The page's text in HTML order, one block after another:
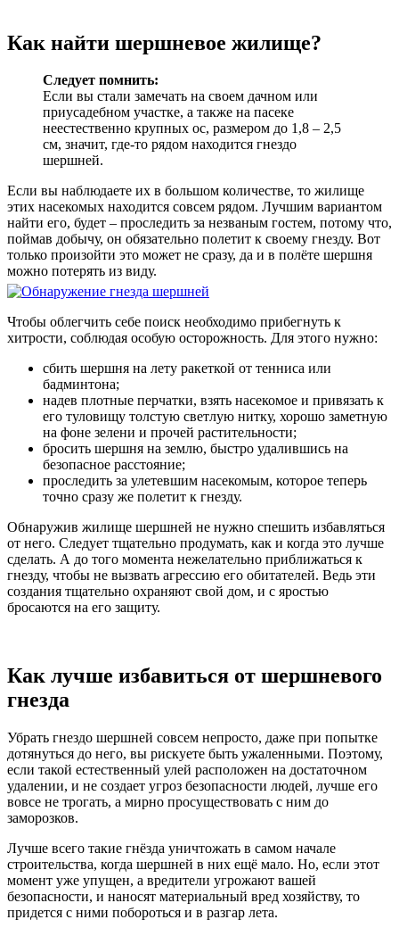
Как найти шершневое жилище?
Следует помнить:
Если вы стали замечать на своем дачном или
приусадебном участке, а также на пасеке
неестественно крупных ос, размером до 1,8 – 2,5
см, значит, где-то рядом находится гнездо
шершней.
Если вы наблюдаете их в большом количестве, то жилище
этих насекомых находится совсем рядом. Лучшим вариантом
найти его, будет – проследить за незваным гостем, потому что,
поймав добычу, он обязательно полетит к своему гнезду. Вот
только произойти это может не сразу, да и в полёте шершня
можно потерять из виду.
Чтобы облегчить себе поиск необходимо прибегнуть к
хитрости, соблюдая особую осторожность. Для этого нужно:
сбить шершня на лету ракеткой от тенниса или
бадминтона;
надев плотные перчатки, взять насекомое и привязать к
его туловищу толстую светлую нитку, хорошо заметную
на фоне зелени и прочей растительности;
бросить шершня на землю, быстро удалившись на
безопасное расстояние;
проследить за улетевшим насекомым, которое теперь
точно сразу же полетит к гнезду.
Обнаружив жилище шершней не нужно спешить избавляться
от него. Следует тщательно продумать, как и когда это лучше
сделать. А до того момента нежелательно приближаться к
гнезду, чтобы не вызвать агрессию его обитателей. Ведь эти
создания тщательно охраняют свой дом, и с яростью
бросаются на его защиту.
Как лучше избавиться от шершневого
гнезда
Убрать гнездо шершней совсем непросто, даже при попытке
дотянуться до него, вы рискуете быть ужаленными. Поэтому,
если такой естественный улей расположен на достаточном
удалении, и не создает угроз безопасности людей, лучше его
вовсе не трогать, а мирно просуществовать с ним до
заморозков.
Лучше всего такие гнёзда уничтожать в самом начале
строительства, когда шершней в них ещё мало. Но, если этот
момент уже упущен, а вредители угрожают вашей
безопасности, и наносят материальный вред хозяйству, то
придется с ними побороться и в разгар лета.